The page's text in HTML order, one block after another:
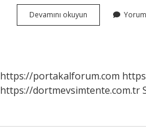
Devamını okuyun
Te
https://portakalforum.com
https://dortmevsimtente.com.tr